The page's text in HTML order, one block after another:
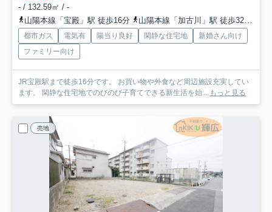
- / 132.59㎡ / -
山陽本線「宝殿」駅 徒歩16分
山陽本線「加古川」駅 徒歩32分
都市ガス 電気有 陽当り良好 閑静な住宅地
新婚さん向け
ファミリー向け
JR宝殿駅まで徒歩16分です。 お買い物や外食など周辺施設充実してい
ます。 閑静な住宅地でのびのび子育てできる新生活を始... もっと見る
売地